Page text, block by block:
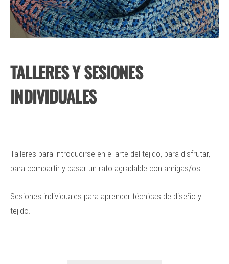
TALLERES Y SESIONES
INDIVIDUALES
Talleres para introducirse en el arte del tejido, para disfrutar,
para compartir y pasar un rato agradable con amigas/os.
Sesiones individuales para aprender técnicas de diseño y
tejido.